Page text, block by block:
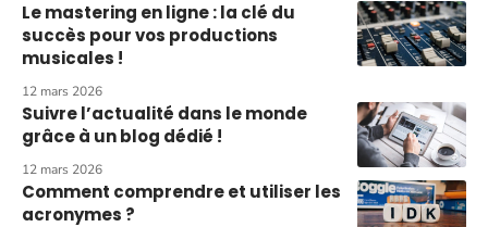
Le mastering en ligne : la clé du
succès pour vos productions
musicales !
12 mars 2026
Suivre l’actualité dans le monde
grâce à un blog dédié !
12 mars 2026
Comment comprendre et utiliser les
acronymes ?